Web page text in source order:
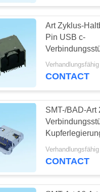
Art Zyklus-
Pin USB c-
Hafen USB-
10000
CONTACT
SMT-/BAD-Art
USB tritt mit
Lebenszeit in
CONTACT